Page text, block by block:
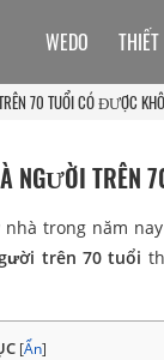
70 TUỔI CÓ ĐƯỢC
NGƯỜI TRÊN
nhà trong năm
trên 70 tuổi
[Ẩn]
WEDO